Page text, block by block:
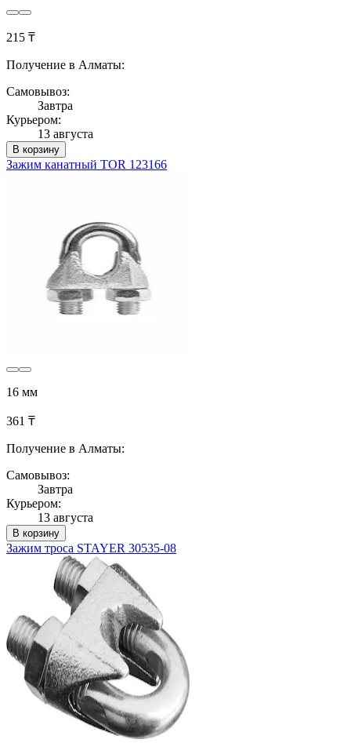
215 ₸
Получение в Алматы:
Самовывоз:
Завтра
Курьером:
13 августа
В корзину
Зажим канатный TOR 123166
16 мм
361 ₸
Получение в Алматы:
Самовывоз:
Завтра
Курьером:
13 августа
В корзину
Зажим троса STAYER 30535-08